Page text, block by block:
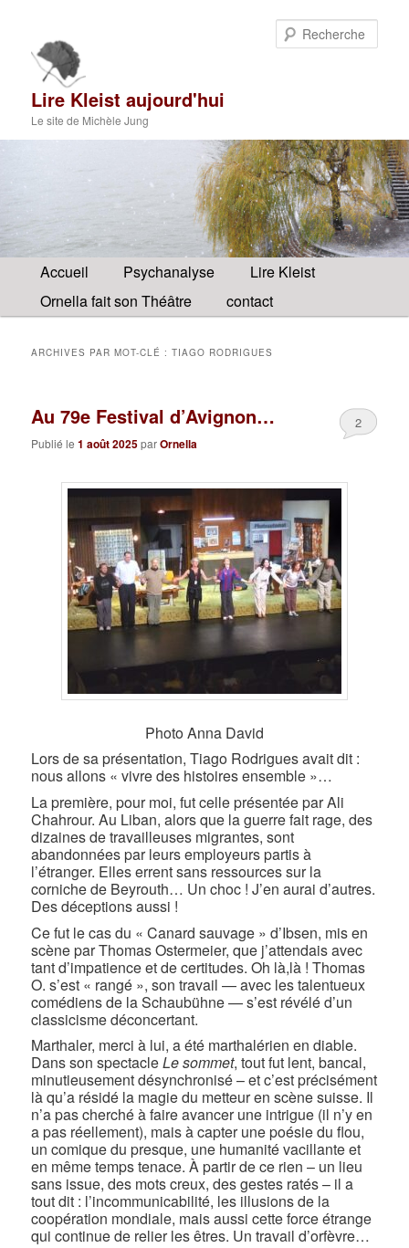
contenu
principal
contenu
secondaire
Lire Kleist aujourd'hui
Le site de Michèle Jung
Menu
principal
Accueil Psychanalyse
Lire Kleist
Ornella fait son Théâtre
contact
ARCHIVES PAR MOT-CLÉ :TIAGO RODRIGUES
Au 79e Festival d’Avignon…
Publié le1 août 2025parOrnella
2
Photo Anna David
Lors de sa présentation, Tiago Rodrigues avait dit :
nous allons « vivre des histoires ensemble »…
La première, pour moi, fut celle présentée par Ali
Chahrour. Au Liban, alors que la guerre fait rage, des
dizaines de travailleuses migrantes, sont
abandonnées par leurs employeurs partis à
l’étranger. Elles errent sans ressources sur la
corniche de Beyrouth… Un choc ! J’en aurai d’autres.
Des déceptions aussi !
Ce fut le cas du « Canard sauvage » d’Ibsen, mis en
scène par Thomas Ostermeier, que j’attendais avec
tant d’impatience et de certitudes. Oh là,là ! Thomas
O. s’est « rangé », son travail — avec les talentueux
comédiens de la Schaubühne — s’est révélé d’un
classicisme déconcertant.
Marthaler, merci à lui, a été marthalérien en diable.
Dans son spectacleLe sommet, tout fut lent, bancal,
minutieusement désynchronisé – et c’est précisément
là qu’a résidé la magie du metteur en scène suisse. Il
n’a pas cherché à faire avancer une intrigue (il n’y en
a pas réellement), mais à capter une poésie du flou,
un comique du presque, une humanité vacillante et
en même temps tenace. À partir de ce rien – un lieu
sans issue, des mots creux, des gestes ratés – il a
tout dit : l’incommunicabilité, les illusions de la
coopération mondiale, mais aussi cette force étrange
qui continue de relier les êtres. Un travail d’orfèvre…